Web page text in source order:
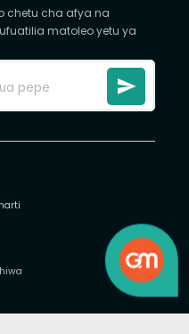
chetu cha afya na
matoleo yetu ya